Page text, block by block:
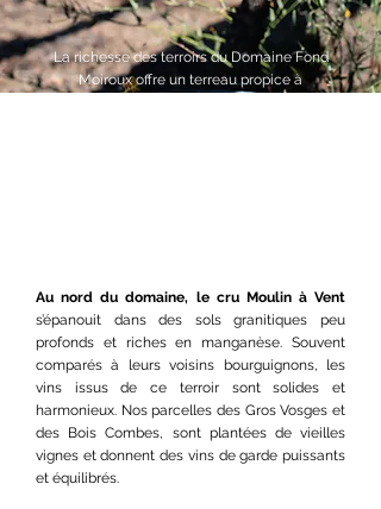
La richesse des terroirs du Domaine Fond
Moiroux offre un terreau propice à
Au nord du domaine, le cru Moulin à Vent
s’épanouit dans des sols granitiques peu
profonds et riches en manganèse. Souvent
comparés à leurs voisins bourguignons, les
vins issus de ce terroir sont solides et
harmonieux. Nos parcelles des Gros Vosges et
des Bois Combes, sont plantées de vieilles
vignes et donnent des vins de garde puissants
et équilibrés.